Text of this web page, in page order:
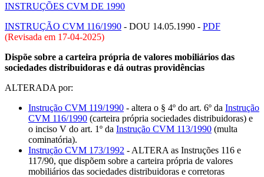
INSTRUÇÕES CVM DE 1990
INSTRUÇÃO CVM 116/1990 - DOU 14.05.1990 - PDF
(Revisada em 17-04-2025)
Dispõe sobre a carteira própria de valores mobiliários das
sociedades distribuidoras e dá outras providências
ALTERADA por:
Instrução CVM 119/1990 - altera o § 4º do art. 6º da Instrução
CVM 116/1990 (carteira própria sociedades distribuidoras) e
o inciso V do art. 1º da Instrução CVM 113/1990 (multa
cominatória).
Instrução CVM 173/1992 - ALTERA as Instruções 116 e
117/90, que dispõem sobre a carteira própria de valores
mobiliários das sociedades distribuidoras e corretoras